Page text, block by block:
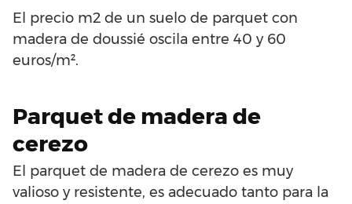
El precio m2 de un suelo de parquet con
madera de doussié oscila entre 40 y 60
euros/m².
Parquet de madera de
cerezo
El parquet de madera de cerezo es muy
valioso y resistente, es adecuado tanto para la